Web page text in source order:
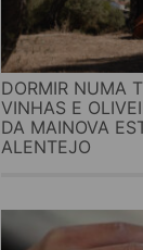
DORMIR NUMA
VINHAS E
DA MAINOVA
ALENTEJO